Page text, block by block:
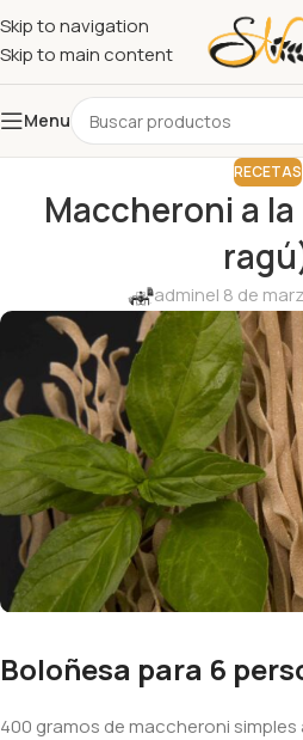
Skip to navigation
Skip to main content
Menu
RECETAS
Maccheroni a
adminel 8 de
Boloñesa para 6
400 gramos de maccheroni simples